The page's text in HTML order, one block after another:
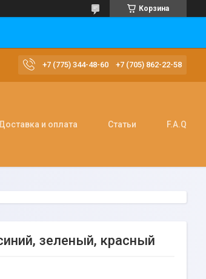
Корзина
+7 (775) 344-48-60 +7 (705) 862-22-58
и оплата Статьи F.A.Q
зеленый, красный